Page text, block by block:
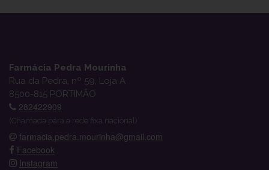
Farmácia Pedra Mourinha
Rua da Pedra, nº 59, Loja A
8500-815 PORTIMÃO
282422909
(Chamada para a rede fixa nacional)
farmacia.pedra.mourinha@gmail.com
Facebook
Instagram